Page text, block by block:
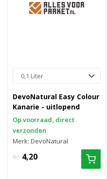
DevoNatural Easy Colour
Kanarie - uitlopend
Op voorraad, direct
verzonden
Merk: DevoNatural
6,- 4,20